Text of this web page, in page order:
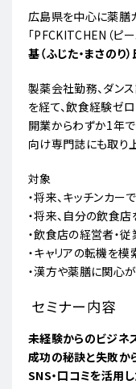
広島県を中心に薬膳
「PFCKITCHEN（ピ
基（ふじた・まさのり
製薬会社勤務、ダン
を経て、飲食経験ゼ
開業からわずか1年
向け専門誌にも取り
対象
・将来、キッチンカー
・将来、自分の飲食
・飲食店の経営者・
・キャリアの転機を
・漢方や薬膳に関心
セミナー内容
未経験からのビジネ
成功の秘訣と失敗か
SNS・口コミを活用